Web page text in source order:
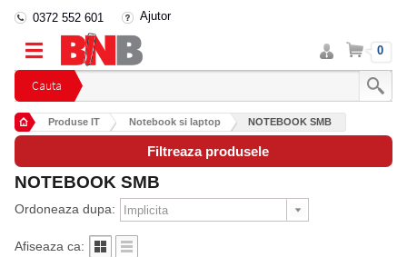
Cauta
0372 552 601 Ajutor
Intra
in
cont
Cos 0
Produse IT Notebook si laptop NOTEBOOK SMB
Filtreaza produsele
NOTEBOOK SMB
Ordoneaza dupa:
Afiseaza ca: